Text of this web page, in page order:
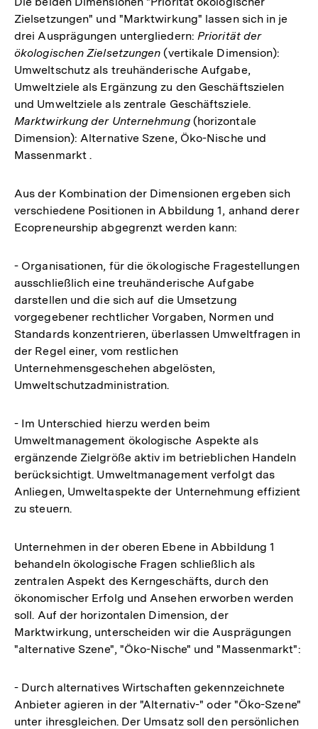
Zielsetzungen" und "Marktwirkung" lassen sich in je
drei Ausprägungen untergliedern: Priorität der
ökologischen Zielsetzungen (vertikale Dimension):
Umweltschutz als treuhänderische Aufgabe,
Umweltziele als Ergänzung zu den Geschäftszielen
und Umweltziele als zentrale Geschäftsziele.
Marktwirkung der Unternehmung(horizontale
Dimension): Alternative Szene, Öko-Nische und
Massenmarkt .
Aus der Kombination der Dimensionen ergeben sich
verschiedene Positionen in Abbildung 1, anhand derer
Ecopreneurship abgegrenzt werden kann:
- Organisationen, für die ökologische Fragestellungen
ausschließlich eine treuhänderische Aufgabe
darstellen und die sich auf die Umsetzung
vorgegebener rechtlicher Vorgaben, Normen und
Standards konzentrieren, überlassen Umweltfragen in
der Regel einer, vom restlichen
Unternehmensgeschehen abgelösten,
Umweltschutzadministration.
- Im Unterschied hierzu werden beim
Umweltmanagement ökologische Aspekte als
ergänzende Zielgröße aktiv im betrieblichen Handeln
berücksichtigt. Umweltmanagement verfolgt das
Anliegen, Umweltaspekte der Unternehmung effizient
zu steuern.
Unternehmen in der oberen Ebene in Abbildung 1
behandeln ökologische Fragen schließlich als
zentralen Aspekt des Kerngeschäfts, durch den
ökonomischer Erfolg und Ansehen erworben werden
soll. Auf der horizontalen Dimension, der
Marktwirkung, unterscheiden wir die Ausprägungen
"alternative Szene", "Öko-Nische" und "Massenmarkt":
- Durch alternatives Wirtschaften gekennzeichnete
Anbieter agieren in der "Alternativ-" oder "Öko-Szene"
unter ihresgleichen. Der Umsatz soll den persönlichen